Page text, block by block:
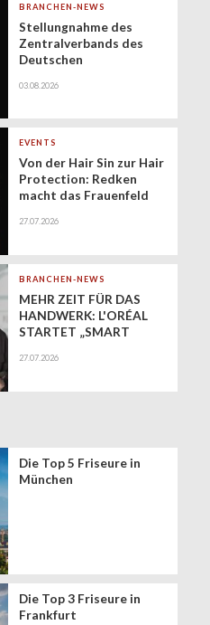
BRANCHEN-NEWS
Stellungnahme des
Zentralverbands des
Deutschen
Zukunft der
(Minijobs)
03.08.2026
EVENTS
Von der Hair Sin zur Hair
Protection: Redken
macht das Frauenfeld
gesundes Haar
27.07.2026
BRANCHEN-NEWS
MEHR ZEIT FÜR DAS
HANDWERK: L'ORÉAL
STARTET „SMART
EXKLUSIVEN BUSINESS-
27.07.2026
Die Top 5 Friseure in
München
Die Top 3 Friseure in
Frankfurt